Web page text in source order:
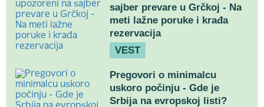
sajber prevare u Grčkoj - Na
meti lažne poruke i krađa
rezervacija
VEST
Pregovori o minimalcu
uskoro počinju - Gde je
Srbija na evropskoj listi?